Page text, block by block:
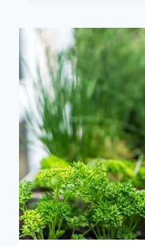
DE
ERVAS:
DICAS
PARA
JARDIM
E